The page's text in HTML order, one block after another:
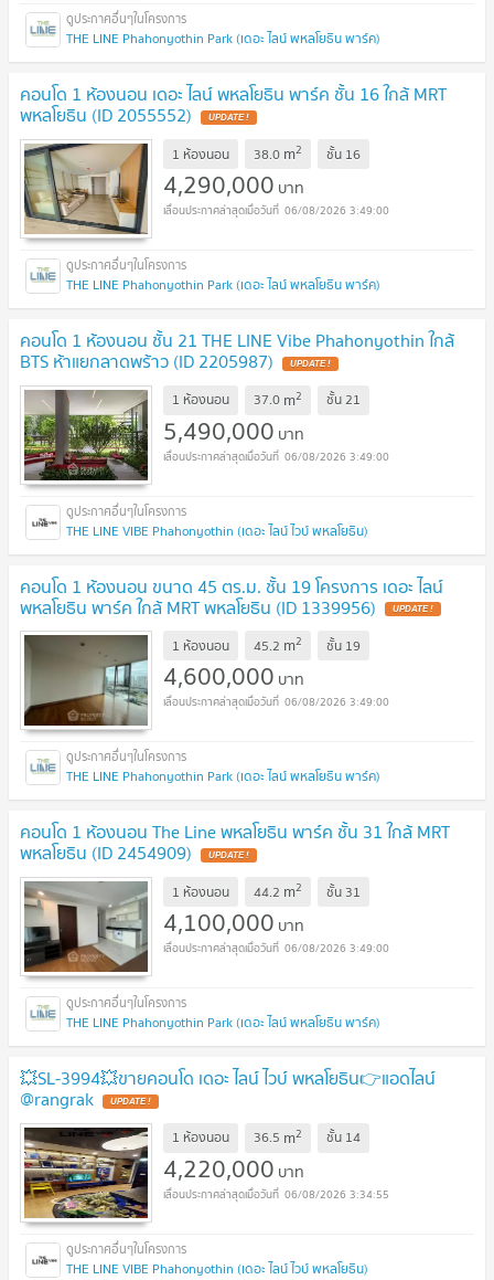
THE LINE Phahonyothin Park (เดอะ ไลน์ พหลโยธิน พาร์ค)
คอนโด 1 ห้องนอน เดอะ ไลน์ พหลโยธิน พาร์ค ชั้น 16 ใกล้ MRT
พหลโยธิน (ID 2055552) UPDATE !
1 ห้องนอน 38.0 m2 ชั้น 16
4,290,000 บาท
06/08/2026 3:49:00
THE LINE Phahonyothin Park (เดอะ ไลน์ พหลโยธิน พาร์ค)
คอนโด 1 ห้องนอน ชั้น 21 THE LINE Vibe Phahonyothin ใกล้
BTS ห้าแยกลาดพร้าว (ID 2205987) UPDATE !
1 ห้องนอน 37.0 m2 ชั้น21
5,490,000 บาท
06/08/2026 3:49:00
THE LINE VIBE Phahonyothin (เดอะ ไลน์ ไวบ์ พหลโยธิน)
คอนโด 1 ห้องนอน ขนาด 45 ตร.ม. ชั้น 19 โครงการ เดอะ ไลน์
พหลโยธิน พาร์ค ใกล้ MRT พหลโยธิน (ID 1339956) UPDATE !
1 ห้องนอน 45.2 m2 ชั้น 19
4,600,000 บาท
06/08/2026 3:49:00
THE LINE Phahonyothin Park (เดอะ ไลน์ พหลโยธิน พาร์ค)
คอนโด 1 ห้องนอน The Line พหลโยธิน พาร์ค ชั้น 31 ใกล้ MRT
พหลโยธิน (ID 2454909) UPDATE !
1 ห้องนอน 44.2 m2 ชั้น 31
4,100,000 บาท
06/08/2026 3:49:00
THE LINE Phahonyothin Park (เดอะ ไลน์ พหลโยธิน พาร์ค)
💥SL-3994💥ขายคอนโด เดอะ ไลน์ ไวบ์ พหลโยธิน👉แอดไลน์
@rangrak UPDATE !
1 ห้องนอน 36.5 m2 ชั้น 14
4,220,000 บาท
06/08/2026 3:34:55
THE LINE VIBE Phahonyothin (เดอะ ไลน์ ไวบ์ พหลโยธิน)